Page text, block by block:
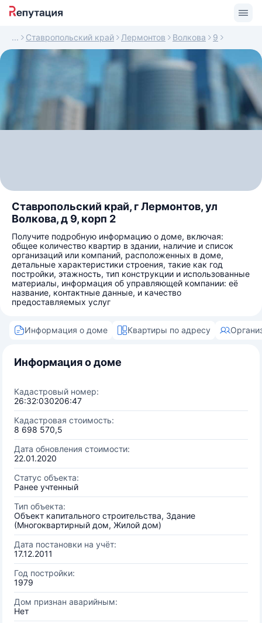
Ставропольский край Лермонтов Волкова 9
Ставропольский край, г Лермонтов, ул
Волкова, д 9, корп 2
Получите подробную информацию о доме, включая:
общее количество квартир в здании, наличие и список
организаций или компаний, расположенных в доме,
детальные характеристики строения, такие как год
постройки, этажность, тип конструкции и использованные
материалы, информация об управляющей компании: её
название, контактные данные, и качество
предоставляемых услуг
Информация о доме Квартиры по адресу
Информация о доме
Кадастровый номер:
26:32:030206:47
Кадастровая стоимость:
8 698 570,5
Дата обновления стоимости:
22.01.2020
Статус объекта:
Ранее учтенный
Тип объекта:
Объект капитального строительства, Здание
(Многоквартирный дом, Жилой дом)
Дата постановки на учёт:
17.12.2011
Год постройки:
1979
Дом признан аварийным:
Нет